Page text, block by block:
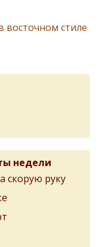
стиле
недели
скорую руку